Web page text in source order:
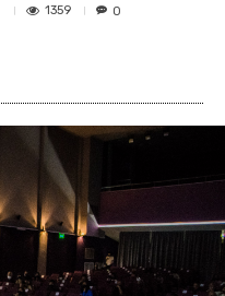
1359 0